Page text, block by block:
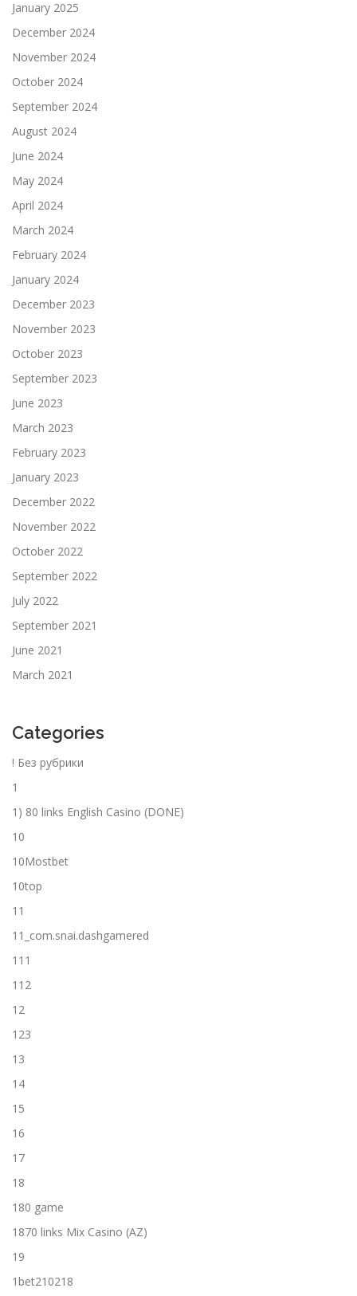
January 2025
December 2024
November 2024
October 2024
September 2024
August 2024
June 2024
May 2024
April 2024
March 2024
February 2024
January 2024
December 2023
November 2023
October 2023
September 2023
June 2023
March 2023
February 2023
January 2023
December 2022
November 2022
October 2022
September 2022
July 2022
September 2021
June 2021
March 2021
Categories
! Без рубрики
1
1) 80 links English Casino (DONE)
10
10Mostbet
10top
11
11_com.snai.dashgamered
111
112
12
123
13
14
15
16
17
18
180 game
1870 links Mix Casino (AZ)
19
1bet210218